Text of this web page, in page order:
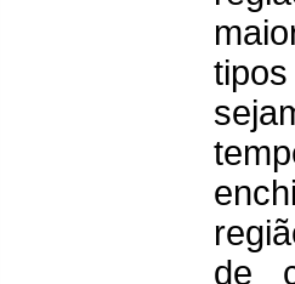
de